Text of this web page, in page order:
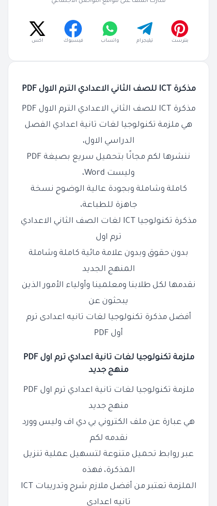
مذكرة ICT للصف الثاني الاعدادي الترم الاول PDF
مذكرة ICT للصف الثاني الاعدادي الترم الاول PDF
هي ملزمة تكنولوجيا لغات تانية اعدادي الفصل
الدراسي الاول،
ننشرها لكم مجانًا بتحميل سريع بصيغة PDF
وليست Word،
كاملة وشاملة وبجودة عالية الوضوح نسخة
جاهزة للطباعة،
مذكرة تكنولوجيا ICT لغات الصف الثاني الاعدادي
ترم اول
بدون حقوق وبدون علامة مائية كاملة وشاملة
المنهج الجديد
نقدمها لكل طلابنا ومعلمينا وأولياء الأمور الذين
يبحثون عن
أفضل مذكرة تكنولوجيا لغات تانيه اعدادى ترم
أول PDF
ملزمة تكنولوجيا لغات تانية اعدادي ترم اول PDF
منهج جديد
ملزمة تكنولوجيا لغات تانية اعدادي ترم اول PDF
منهج جديد
هي عبارة عن ملف الكتروني بي دي اف وليس وورد
نقدمه لكم
عبر روابط تحميل متنوعة لتسهيل عملية تنزيل
المذكرة، فهذه
الملزمة تعتبر من أفضل ملازم شرح وتدريبات ICT
تانيه اعدادى
بنترست تيليجرام واتساب فيسبوك اكس